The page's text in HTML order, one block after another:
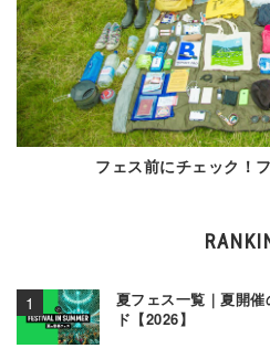
フェス前にチェック！
夏フェス一覧｜夏開
ド【2026】